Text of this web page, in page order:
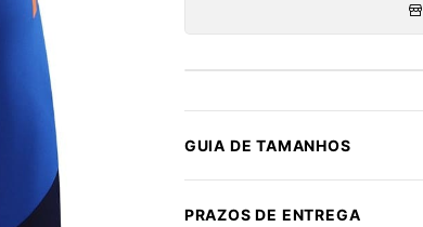
GUIA DE TAMANHOS
PRAZOS DE ENTREGA